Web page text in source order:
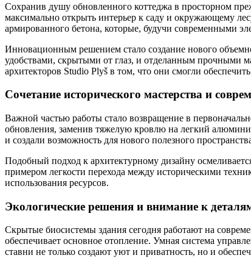
Сохранив душу обновленного коттеджа в просторном
максимально открыть интерьер к саду и окружающему
армированного бетона, которые, будучи современными
Инновационным решением стало создание нового
удобствами, скрытыми от глаз, и отделанным прочными
архитекторов Studio Plyš в том, что они смогли
Сочетание исторического мастерства и
Важной частью работы стало возвращение в
обновления, заменив тяжелую кровлю на легкий
и создали возможность для нового полезного
Подобный подход к архитектурному дизайну
примером легкости перехода между историческими
использования ресурсов.
Экологические решения и внимание к
Скрытые биосистемы здания сегодня работают на
обеспечивает основное отопление. Умная система
ставни не только создают уют и приватность, но и